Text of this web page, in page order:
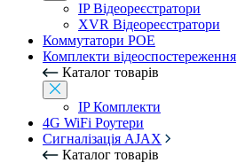
IP Відеореєстратори
XVR Відеореєстратори
Коммутатори POE
Комплекти відеоспостереження
Каталог товарів
IP Комплекти
4G WiFi Роутери
Сигналізація AJAX
Каталог товарів